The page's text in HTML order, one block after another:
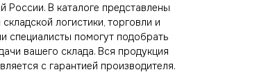
России. В каталоге представлены
логистики, торговли и
специалисты помогут подобрать
вашего склада. Вся продукция
с гарантией производителя.